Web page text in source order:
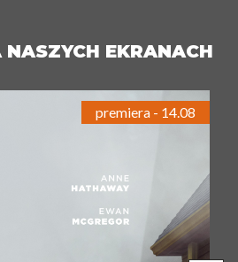
EKRANACH
premiera - 14.08